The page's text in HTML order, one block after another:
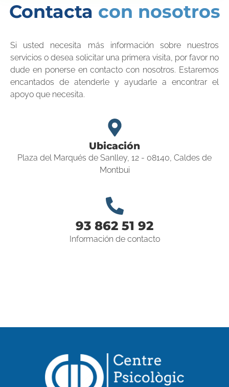
Contacta con nosotros
Si usted necesita más información sobre nuestros
servicios o desea solicitar una primera visita, por favor no
dude en ponerse en contacto con nosotros. Estaremos
encantados de atenderle y ayudarle a encontrar el
apoyo que necesita.
Ubicación
Plaza del Marqués de Sanlley, 12 - 08140, Caldes de
Montbui
93 862 51 92
Información de contacto